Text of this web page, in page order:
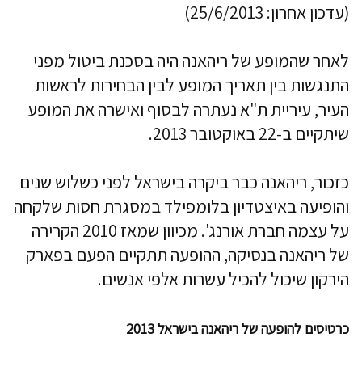
(עדכון אחרון: 25/6/2013)
לאחר שהמופע של ריהאנה היה בסכנת ביטול מפני
התנגשות בין תאריך המופע לבין הבחירות לראשות
העיר, עיריית ת"א נעתרה לבסוף ואישרה את המופע
שיתקיים ב-22 באוקטובר 2013.
כזכור, ריהאנה כבר ביקרה בישראל לפני כשלוש שנים
והופיעה באיצטדיון בלומפילד במסגרת חסות שלקחה
על עצמה חברת אורנג'. מכיוון שמאז 2010 הקרירה
של ריהאנה בנסיקה, ההופעה תתקיים הפעם בפארק
הירקון שיכול להכיל עשרות אלפי אנשים.
כרטיסים להופעה של ריהאנה בישראל 2013